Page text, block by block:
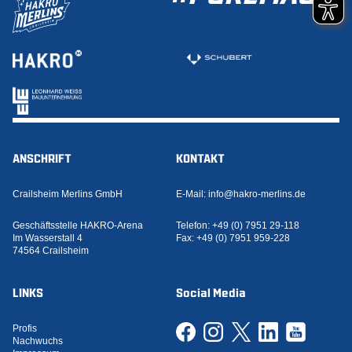
ANSCHRIFT
Crailsheim Merlins GmbH
Geschäftsstelle HAKRO-Arena
Im Wasserstall 4
74564 Crailsheim
KONTAKT
E-Mail: info@hakro-merlins.de
Telefon: +49 (0) 7951 29-118
Fax: +49 (0) 7951 959-228
LINKS
Profis
Nachwuchs
Social Media